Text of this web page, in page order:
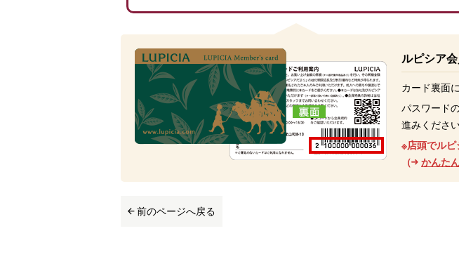
ルピシア
カード裏面
パスワード
進みください
※店頭でルピ
（
かんた
前のページへ戻る